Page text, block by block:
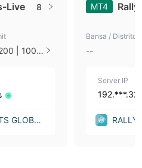
Live 8
| 100 |
GLOBAL
MT4
Bansa / Distrito
--
Server IP
192.***.32